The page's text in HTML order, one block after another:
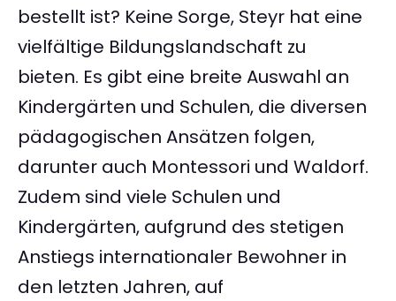
bestellt ist? Keine Sorge, Steyr hat eine
vielfältige Bildungslandschaft zu
bieten. Es gibt eine breite Auswahl an
Kindergärten und Schulen, die diversen
pädagogischen Ansätzen folgen,
darunter auch Montessori und Waldorf.
Zudem sind viele Schulen und
Kindergärten, aufgrund des stetigen
Anstiegs internationaler Bewohner in
den letzten Jahren, auf